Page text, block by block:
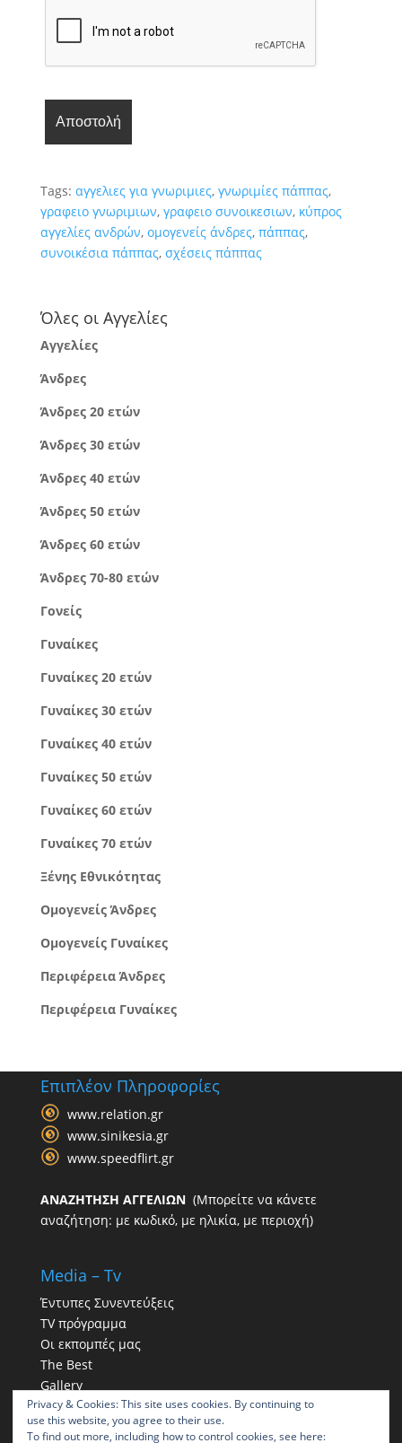
Tags: αγγελιες για γνωριμιες, γνωριμίες πάππας,
γραφειο γνωριμιων, γραφειο συνοικεσιων, κύπρος
αγγελίες ανδρών, ομογενείς άνδρες, πάππας,
συνοικέσια πάππας, σχέσεις πάππας
Όλες οι Αγγελίες
Αγγελίες
Άνδρες
Άνδρες 20 ετών
Άνδρες 30 ετών
Άνδρες 40 ετών
Άνδρες 50 ετών
Άνδρες 60 ετών
Άνδρες 70-80 ετών
Γονείς
Γυναίκες
Γυναίκες 20 ετών
Γυναίκες 30 ετών
Γυναίκες 40 ετών
Γυναίκες 50 ετών
Γυναίκες 60 ετών
Γυναίκες 70 ετών
Ξένης Εθνικότητας
Ομογενείς Άνδρες
Ομογενείς Γυναίκες
Περιφέρεια Άνδρες
Περιφέρεια Γυναίκες
Επιπλέον Πληροφορίες
www.relation.gr
www.sinikesia.gr
www.speedflirt.gr
ΑΝΑΖΗΤΗΣΗ ΑΓΓΕΛΙΩΝ(Μπορείτε να κάνετε
αναζήτηση: με κωδικό, με ηλικία, με περιοχή)
Media – Tv
Έντυπες Συνεντεύξεις
TV πρόγραμμα
Οι εκπομπές μας
The Best
Gallery
Η παρουσία μας στα social
Privacy & Cookies: This site uses cookies. By continuing to
use this website, you agree to their use.
To find out more, including how to control cookies, see here: